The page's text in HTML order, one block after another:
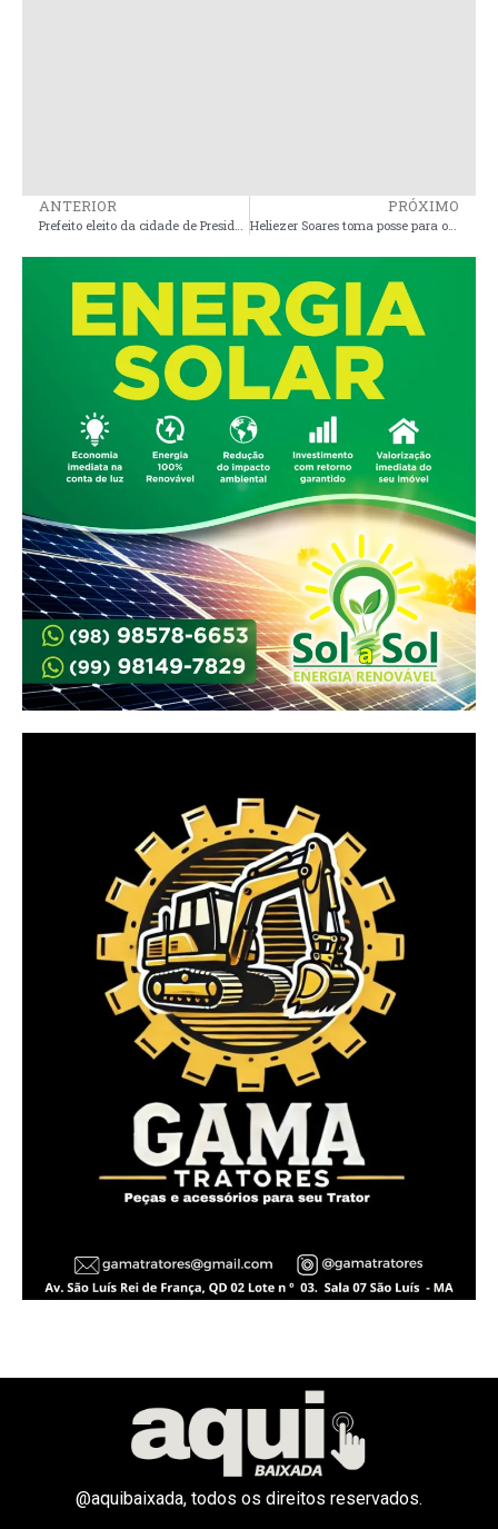
ANTERIOR
Prefeito eleito da cidade de Presidente Sarney, Gilson Lima, divulga Programação de solenidades que marcam o início da nova gestão
PRÓXIMO
Heliezer Soares toma posse para o segundo mandato de prefeito na cidade de Peri Mirim
@aquibaixada, todos os direitos reservados.